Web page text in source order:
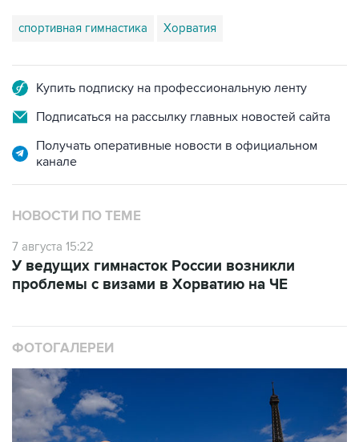
спортивная гимнастика Хорватия
Купить подписку на профессиональную ленту
Подписаться на рассылку главных новостей сайта
Получать оперативные новости в официальном
канале
НОВОСТИ ПО ТЕМЕ
7 августа 15:22
У ведущих гимнасток России возникли
проблемы с визами в Хорватию на ЧЕ
ФОТОГАЛЕРЕИ